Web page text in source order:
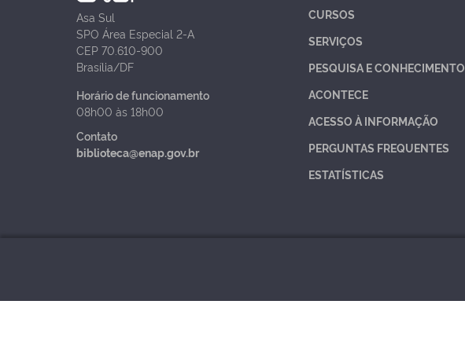
Asa Sul
SPO Área Especial 2-A
CEP 70.610-900
Brasília/DF
Horário de funcionamento
08h00 às 18h00
Contato
biblioteca@enap.gov.br
CURSOS
SERVIÇOS
PESQUISA E CONHECIMENTO
ACONTECE
ACESSO À INFORMAÇÃO
PERGUNTAS FREQUENTES
ESTATÍSTICAS